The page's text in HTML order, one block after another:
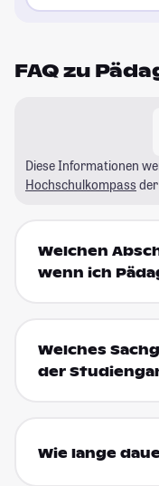
FAQ zu
Diese Informationen
Hochschulkompass
Welchen
wenn ich
Welches
der
Wie lange